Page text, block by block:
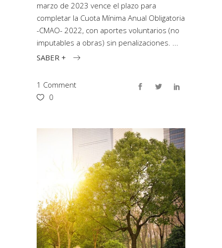
marzo de 2023 vence el plazo para
completar la Cuota Mínima Anual Obligatoria
-CMAO- 2022, con aportes voluntarios (no
imputables a obras) sin penalizaciones.
SABER +
1 Comment
0